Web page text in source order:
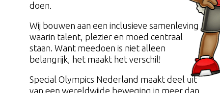
doen.
Wij bouwen aan een inclusieve samenleving
waarin talent, plezier en moed centraal
staan. Want meedoen is niet alleen
belangrijk, het maakt het verschil!
Special Olympics Nederland maakt deel uit
van een wereldwijde beweging in meer dan